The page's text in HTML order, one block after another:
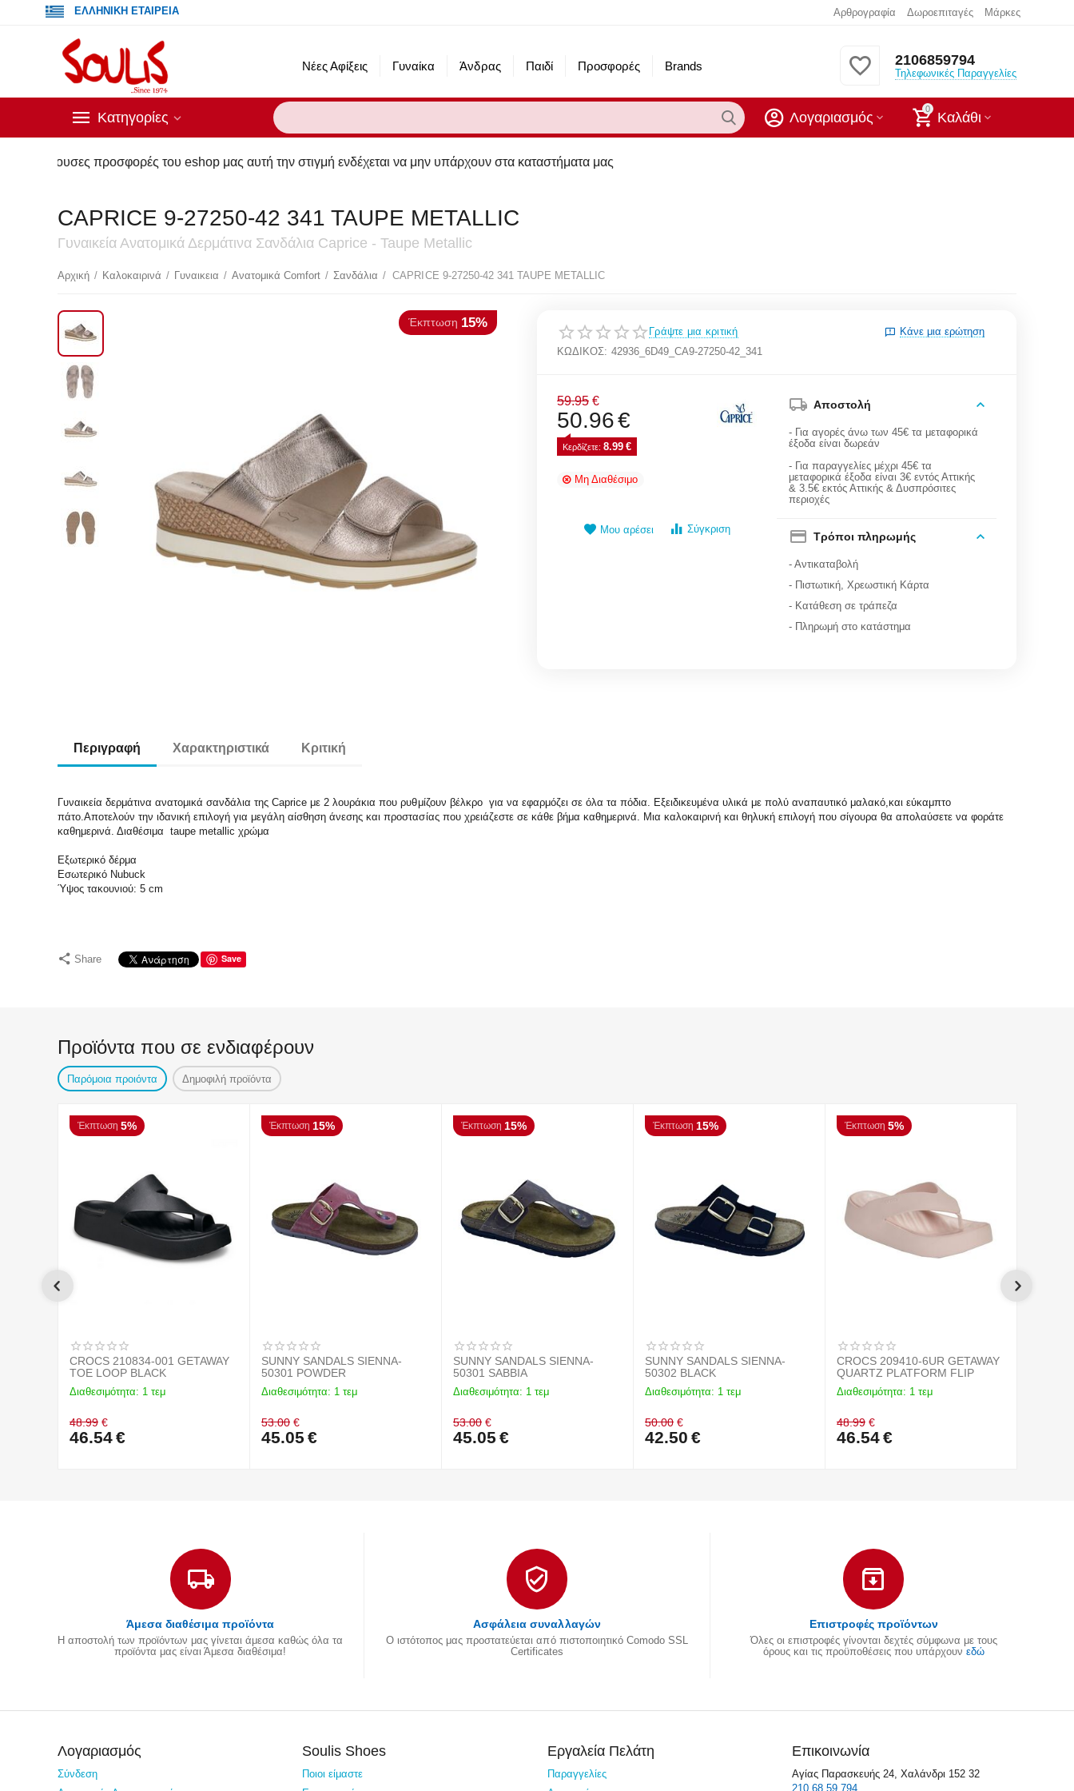
ΕΛΛΗΝΙΚΗ ΕΤΑΙΡΕΙΑ Αρθρογραφία Δωροεπιταγές Μάρκες
Νέες Αφίξεις Γυναίκα Άνδρας Παιδί Προσφορές Brands 2106859794
Τηλεφωνικές Παραγγελίες
Κατηγορίες
0
Καλάθι
Λογαριασμός
προσφορές του eshop μας αυτή την στιγμή ενδέχεται να μην υπάρχουν στα καταστήματα μας
CAPRICE 9-27250-42 341 TAUPE METALLIC
Γυναικεία Ανατομικά Δερμάτινα Σανδάλια Caprice - Taupe Metallic
Αρχική / Καλοκαιρινά / Γυναικεια / Ανατομικά Comfort / Σανδάλια / CAPRICE 9-27250-42 341 TAUPE METALLIC
15%
Γράψτε μια κριτική
Κάνε μια ερώτηση
ΚΩΔΙΚΟΣ: 42936_6D49_CA9-27250-42_341
59.95 €
50.96€
Κερδίζετε: 8.99 €
Μη Διαθέσιμο
Μου αρέσει Σύγκριση
Αποστολή
- Για αγορές άνω των 45€ τα μεταφορικά
έξοδα είναι δωρεάν
- Για παραγγελίες μέχρι 45€ τα
μεταφορικά έξοδα είναι 3€ εντός Αττικής
& 3.5€ εκτός Αττικής & Δυσπρόσιτες
περιοχές
Τρόποι πληρωμής
- Αντικαταβολή
- Πιστωτική, Χρεωστική Κάρτα
- Κατάθεση σε τράπεζα
- Πληρωμή στο κατάστημα
Περιγραφή Χαρακτηριστικά Κριτική
Γυναικεία δερμάτινα ανατομικά σανδάλια της Caprice με 2 λουράκια που ρυθμίζουν βέλκρο για να εφαρμόζει σε όλα τα πόδια. Εξειδικευμένα υλικά με πολύ αναπαυτικό μαλακό,και εύκαμπτο
πάτο.Αποτελούν την ιδανική επιλογή για μεγάλη αίσθηση άνεσης και προστασίας που χρειάζεστε σε κάθε βήμα καθημερινά. Μια καλοκαιρινή και θηλυκή επιλογή που σίγουρα θα απολαύσετε να φοράτε
καθημερινά. Διαθέσιμα taupe metallic χρώμα
Εξωτερικό δέρμα
Εσωτερικό Nubuck
Ύψος τακουνιού: 5 cm
Share Save
Προϊόντα που σε ενδιαφέρουν
Παρόμοια προιόντα Δημοφιλή προϊόντα
Έκπτωση 5%
CROCS 210834-001 GETAWAY
TOE LOOP BLACK
Διαθεσιμότητα: 1 τεμ
48.99 €
46.54€
Έκπτωση 15%
SUNNY SANDALS SIENNA-
50301 POWDER
Διαθεσιμότητα: 1 τεμ
53.00 €
45.05 €
Έκπτωση 15%
SUNNY SANDALS SIENNA-
50301 SABBIA
Διαθεσιμότητα: 1 τεμ
53.00 €
45.05 €
Έκπτωση 15%
SUNNY SANDALS SIENNA-
50302 BLACK
Διαθεσιμότητα: 1 τεμ
50.00 €
42.50 €
Έκπτωση 5%
CROCS 209410-6UR GETAWAY
QUARTZ PLATFORM FLIP
Διαθεσιμότητα: 1 τεμ
48.99 €
46.54€
Άμεσα διαθέσιμα προϊόντα
Η αποστολή των προϊόντων μας γίνεται άμεσα καθώς όλα τα
προϊόντα μας είναι Άμεσα διαθέσιμα!
Ασφάλεια συναλλαγών
Ο ιστότοπος μας προστατεύεται από πιστοποιητικό Comodo SSL
Certificates
Επιστροφές προϊόντων
Όλες οι επιστροφές γίνονται δεχτές σύμφωνα με τους
όρους και τις προϋποθέσεις που υπάρχουν εδώ
Λογαριασμός
Σύνδεση
Soulis Shoes
Ποιοι είμαστε
Εργαλεία Πελάτη
Παραγγελίες
Επικοινωνία
Αγίας Παρασκευής 24, Χαλάνδρι 152 32
210.68.59.794